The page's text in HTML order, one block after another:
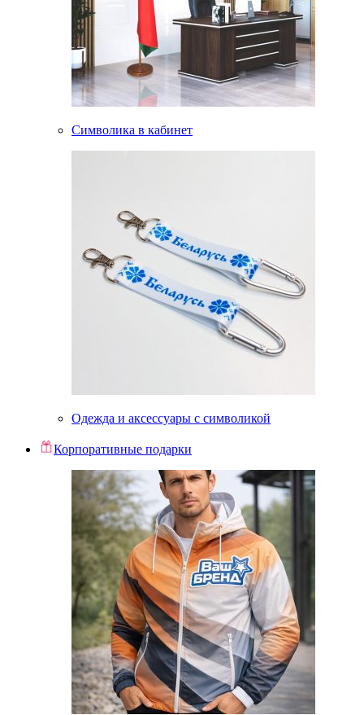
Символика в кабинет
Одежда и аксессуары с символикой
Корпоративные подарки